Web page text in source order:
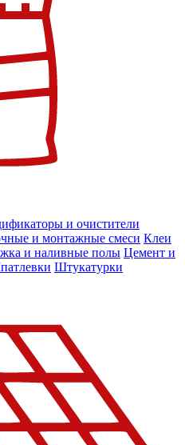
и очистители
и монтажные смеси Клеи
и наливные полы Цемент и
Штукатурки